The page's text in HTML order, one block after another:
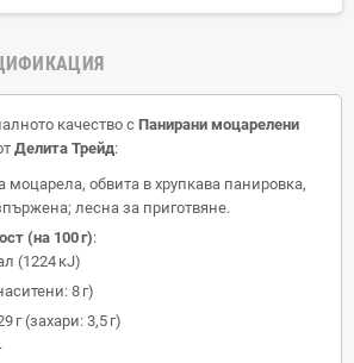
качество с Панирани моцарелени
Делита Трейд:
моцарела, обвита в хрупкава панировка,
лесна за приготвяне.
(на 100 г):
(1224 кJ)
8 г)
г (захари: 3,5 г)